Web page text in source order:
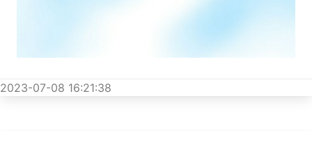
2023-07-08 16:21:38